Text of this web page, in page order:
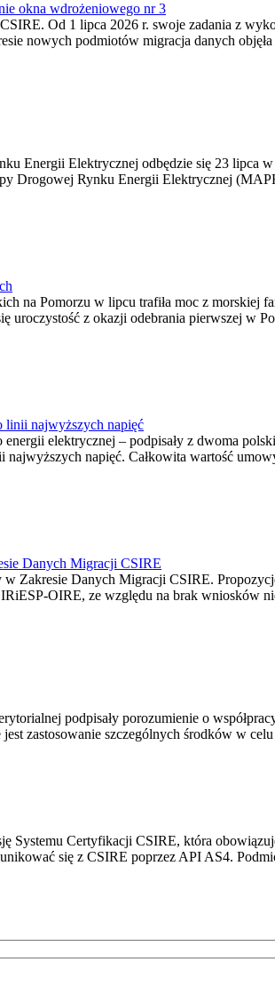
okna wdrożeniowego nr 3
Od 1 lipca 2026 r. swoje zadania z
nowych podmiotów migracja danych
Energii Elektrycznej odbędzie się 23
Drogowej Rynku Energii Elektrycznej
na Pomorzu w lipcu trafiła moc z
uroczystość z okazji odebrania pierwszej
linii najwyższych napięć
energii elektrycznej – podpisały z dwoma
napięć. Całkowita wartość
Danych Migracji CSIRE
Danych Migracji CSIRE.
OIRE, ze względu na brak wniosków
podpisały porozumienie o
zastosowanie szczególnych środków w
Systemu Certyfikacji CSIRE, która
się z CSIRE poprzez API AS4.